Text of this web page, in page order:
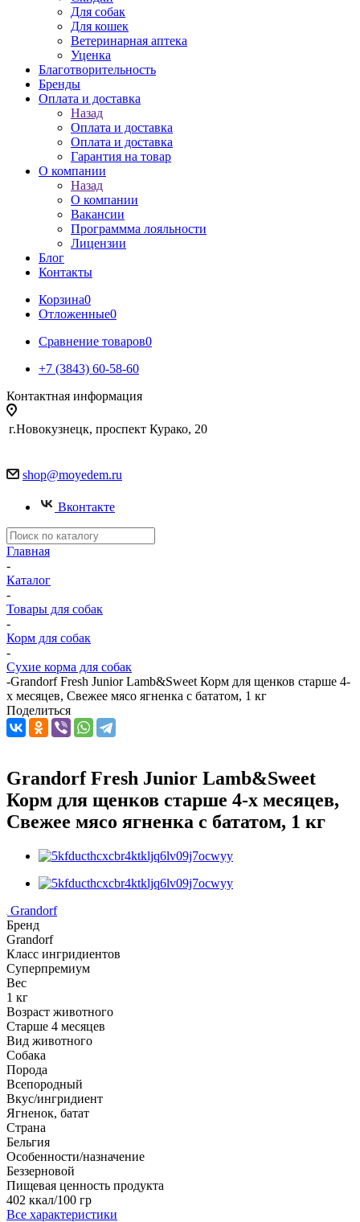
Для собак
Для кошек
Ветеринарная аптека
Уценка
Благотворительность
Бренды
Оплата и доставка
Назад
Оплата и доставка
Оплата и доставка
Гарантия на товар
О компании
Назад
О компании
Вакансии
Программма лояльности
Лицензии
Блог
Контакты
Корзина0
Отложенные0
Сравнение товаров0
+7 (3843) 60-58-60
Контактная информация
г.Новокузнецк, проспект Курако, 20
shop@moyedem.ru
Вконтакте
Главная
-
Каталог
-
Товары для собак
-
Корм для собак
-
Сухие корма для собак
-Grandorf Fresh Junior Lamb&Sweet Корм для щенков старше 4-
х месяцев, Свежее мясо ягненка с бататом, 1 кг
Поделиться
Grandorf Fresh Junior Lamb&Sweet
Корм для щенков старше 4-х месяцев,
Свежее мясо ягненка с бататом, 1 кг
Grandorf
Бренд
Grandorf
Класс ингридиентов
Суперпремиум
Вес
1 кг
Возраст животного
Старше 4 месяцев
Вид животного
Собака
Порода
Всепородный
Вкус/ингридиент
Ягненок, батат
Страна
Бельгия
Особенности/назначение
Беззерновой
Пищевая ценность продукта
402 ккал/100 гр
Все характеристики